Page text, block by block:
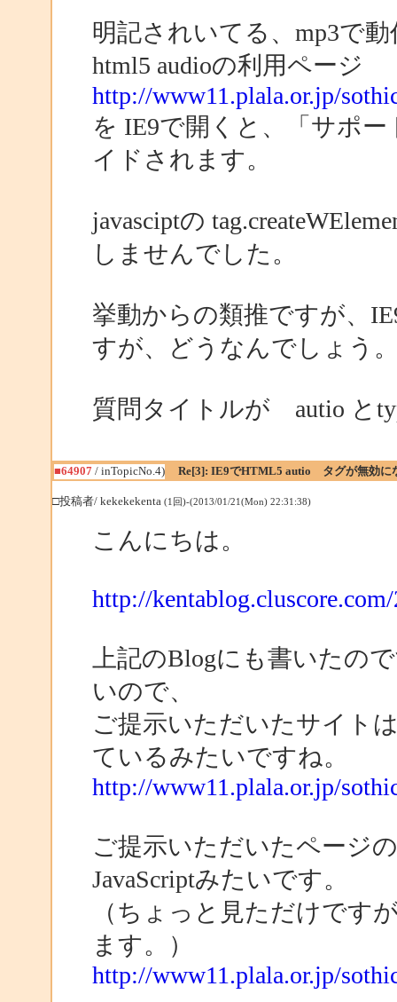
明記されいてる、mp3で
html5 audioの利用ページ
http://www11.plala.or.jp/
を IE9で開くと、「サポ
イドされます。
javasciptの
しませんでした。
挙動からの類推ですが、
すが、どうなんでしょう
質問タイトルが autio と
■64907/ inTopicNo.4) Re[3]: IE9でHTML5 autio タグが無効に
□投稿者/ kekekekenta (1回)-(2013/01/21(Mon) 22:31:38)
こんにちは。
http://
上記のBlogにも書いたの
いので、
ご提示いただいたサイト
ているみたいですね。
http://www11.plala.or.jp/
ご提示いただいたページ
JavaScriptみたいです。
（ちょっと見ただけです
ます。）
http://www11.plala.or.jp/